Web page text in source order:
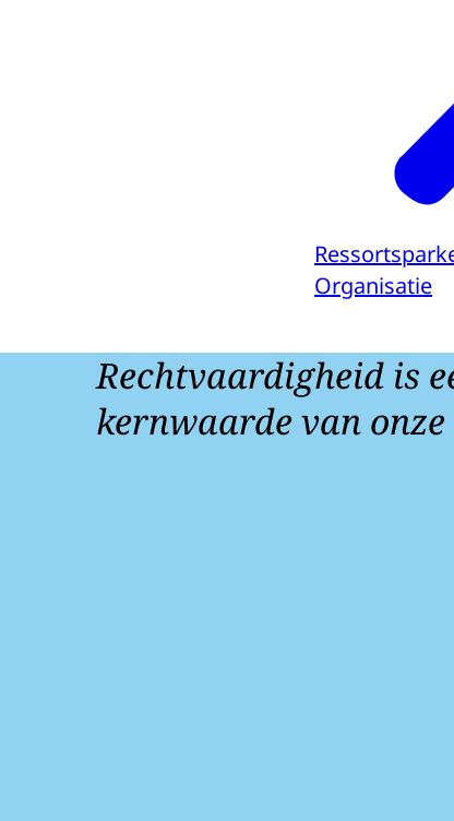
Organisatie
Rechtvaardigheid is
kernwaarde van